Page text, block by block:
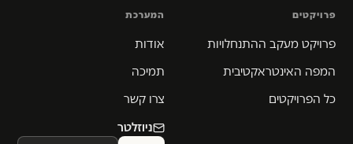
פרויקטים
פרויקט מעקב ההתנחלויות
המפה האינטראקטיבית
כל הפרויקטים
המערכת
אודות
תמיכה
צרו קשר
ניוזלטר